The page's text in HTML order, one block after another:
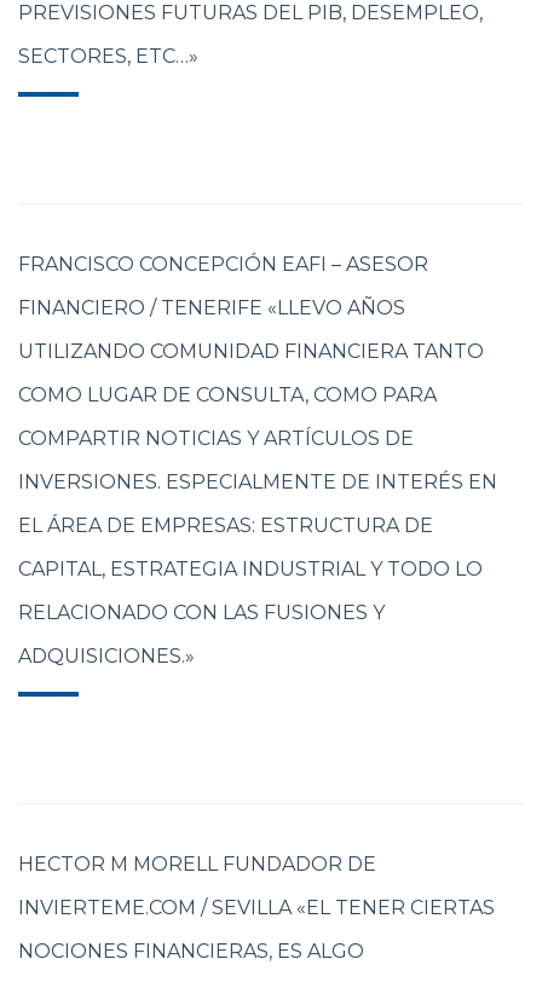
PREVISIONES FUTURAS DEL PIB, DESEMPLEO,
SECTORES, ETC…»
FRANCISCO CONCEPCIÓN EAFI – ASESOR
FINANCIERO / TENERIFE «LLEVO AÑOS
UTILIZANDO COMUNIDAD FINANCIERA TANTO
COMO LUGAR DE CONSULTA, COMO PARA
COMPARTIR NOTICIAS Y ARTÍCULOS DE
INVERSIONES. ESPECIALMENTE DE INTERÉS EN
EL ÁREA DE EMPRESAS: ESTRUCTURA DE
CAPITAL, ESTRATEGIA INDUSTRIAL Y TODO LO
RELACIONADO CON LAS FUSIONES Y
ADQUISICIONES.»
HECTOR M MORELL FUNDADOR DE
INVIERTEME.COM / SEVILLA «EL TENER CIERTAS
NOCIONES FINANCIERAS, ES ALGO